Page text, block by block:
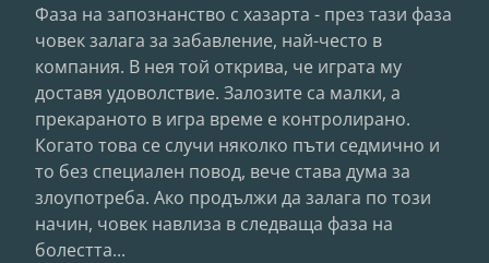
Фаза на запознанство с хазарта - през тази фаза
човек залага за забавление, най-често в
компания. В нея той открива, че играта му
доставя удоволствие. Залозите са малки, а
прекараното в игра време е контролирано.
Когато това се случи няколко пъти седмично и
то без специален повод, вече става дума за
злоупотреба. Ако продължи да залага по този
начин, човек навлиза в следваща фаза на
болестта...